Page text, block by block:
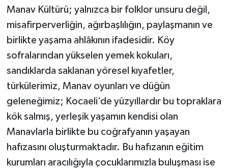
Manav Kültürü; yalnızca bir folklor unsuru değil,
misafirperverliğin, ağırbaşlılığın, paylaşmanın ve
birlikte yaşama ahlâkının ifadesidir. Köy
sofralarından yükselen yemek kokuları,
sandıklarda saklanan yöresel kıyafetler,
türkülerimiz, Manav oyunları ve düğün
geleneğimiz; Kocaeli’de yüzyıllardır bu topraklara
kök salmış, yerleşik yaşamın kendisi olan
Manavlarla birlikte bu coğrafyanın yaşayan
hafızasını oluşturmaktadır. Bu hafızanın eğitim
kurumları aracılığıyla çocuklarımızla buluşması ise